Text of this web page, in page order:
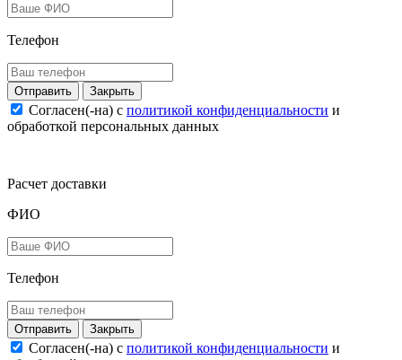
Телефон
Закрыть
Согласен(-на) c политикой конфиденциальности и
обработкой персональных данных
Расчет доставки
ФИО
Телефон
Закрыть
Согласен(-на) c политикой конфиденциальности и